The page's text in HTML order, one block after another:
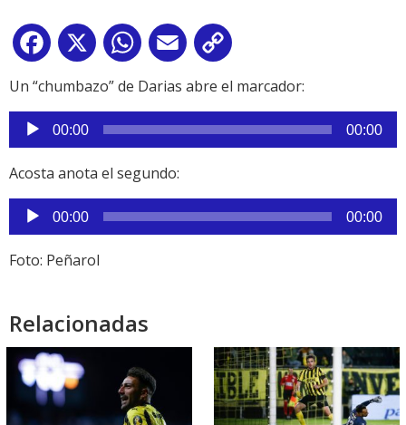
Facebook
X WhatsApp
Email
Link
Un “chumbazo” de Darias abre el marcador:
Reproductor
de
audio
00:00 00:00
Acosta anota el segundo:
Reproductor
de
audio
00:00 00:00
Foto: Peñarol
Relacionadas